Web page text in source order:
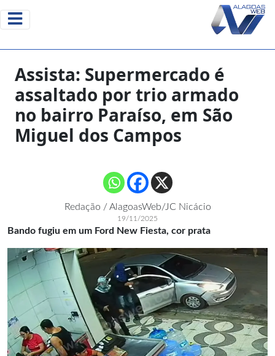
Assista: Supermercado é
assaltado por trio armado
no bairro Paraíso, em São
Miguel dos Campos
Redação / AlagoasWeb/JC Nicácio
19/11/2025
Bando fugiu em um Ford New Fiesta, cor prata